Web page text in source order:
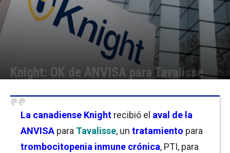
Knight: OK de ANVISA para Tavalisse
La canadiense Knight recibió el aval de la
ANVISA para Tavalisse, un tratamiento para
trombocitopenia inmune crónica, PTI, para